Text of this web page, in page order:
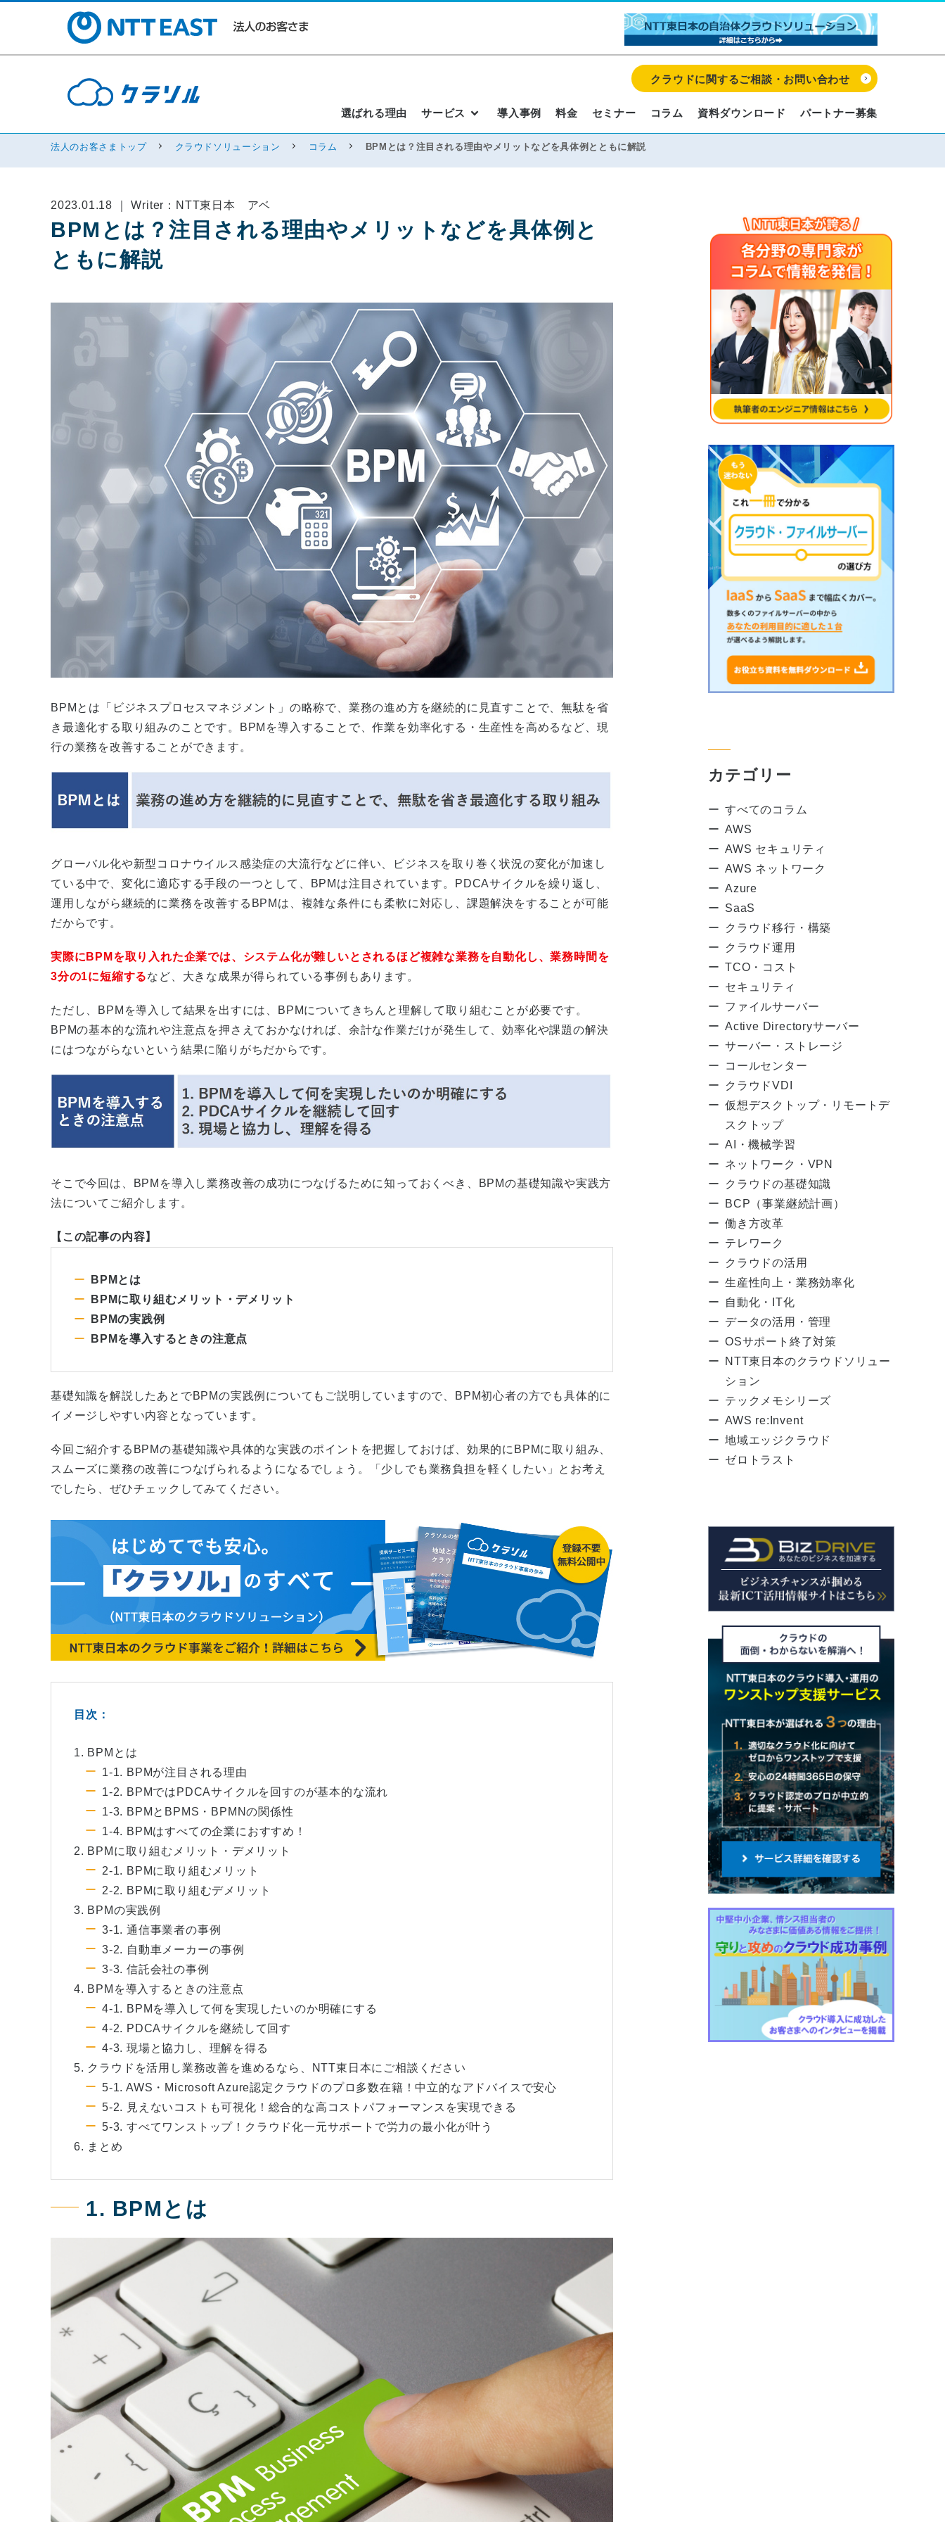
選ばれる理由 サービス 導入事例 料金 セミナー コラム 資料ダウンロード パートナー募集
クラウドに関するご相談・お問い合わせ
法人のお客さまトップ クラウドソリューション コラム BPMとは？注目される理由やメリットなどを具体例とともに解説
2023.01.18 ｜ Writer：NTT東日本 アベ
BPMとは？注目される理由やメリットなどを具体例と
ともに解説
BPMとは「ビジネスプロセスマネジメント」の略称で、業務の進め方を継続的に見直すことで、無駄を省
き最適化する取り組みのことです。BPMを導入することで、作業を効率化する・生産性を高めるなど、現
行の業務を改善することができます。
グローバル化や新型コロナウイルス感染症の大流行などに伴い、ビジネスを取り巻く状況の変化が加速し
ている中で、変化に適応する手段の一つとして、BPMは注目されています。PDCAサイクルを繰り返し、
運用しながら継続的に業務を改善するBPMは、複雑な条件にも柔軟に対応し、課題解決をすることが可能
だからです。
実際にBPMを取り入れた企業では、システム化が難しいとされるほど複雑な業務を自動化し、業務時間を
3分の1に短縮するなど、大きな成果が得られている事例もあります。
ただし、BPMを導入して結果を出すには、BPMについてきちんと理解して取り組むことが必要です。
BPMの基本的な流れや注意点を押さえておかなければ、余計な作業だけが発生して、効率化や課題の解決
にはつながらないという結果に陥りがちだからです。
そこで今回は、BPMを導入し業務改善の成功につなげるために知っておくべき、BPMの基礎知識や実践方
法についてご紹介します。
【この記事の内容】
BPMとは
BPMに取り組むメリット・デメリット
BPMの実践例
BPMを導入するときの注意点
基礎知識を解説したあとでBPMの実践例についてもご説明していますので、BPM初心者の方でも具体的に
イメージしやすい内容となっています。
今回ご紹介するBPMの基礎知識や具体的な実践のポイントを把握しておけば、効果的にBPMに取り組み、
スムーズに業務の改善につなげられるようになるでしょう。「少しでも業務負担を軽くしたい」とお考え
でしたら、ぜひチェックしてみてください。
目次：
1. BPMとは
1-1. BPMが注目される理由
1-2. BPMではPDCAサイクルを回すのが基本的な流れ
1-3. BPMとBPMS・BPMNの関係性
1-4. BPMはすべての企業におすすめ！
2. BPMに取り組むメリット・デメリット
2-1. BPMに取り組むメリット
2-2. BPMに取り組むデメリット
3. BPMの実践例
3-1. 通信事業者の事例
3-2. 自動車メーカーの事例
3-3. 信託会社の事例
4. BPMを導入するときの注意点
4-1. BPMを導入して何を実現したいのか明確にする
4-2. PDCAサイクルを継続して回す
4-3. 現場と協力し、理解を得る
5. クラウドを活用し業務改善を進めるなら、NTT東日本にご相談ください
5-1. AWS・Microsoft Azure認定クラウドのプロ多数在籍！中立的なアドバイスで安心
5-2. 見えないコストも可視化！総合的な高コストパフォーマンスを実現できる
5-3. すべてワンストップ！クラウド化一元サポートで労力の最小化が叶う
6. まとめ
1. BPMとは
カテゴリー
すべてのコラム
AWS
AWS セキュリティ
AWS ネットワーク
Azure
SaaS
クラウド移行・構築
クラウド運用
TCO・コスト
セキュリティ
ファイルサーバー
Active Directoryサーバー
サーバー・ストレージ
コールセンター
クラウドVDI
仮想デスクトップ・リモートデ
スクトップ
AI・機械学習
ネットワーク・VPN
クラウドの基礎知識
BCP（事業継続計画）
働き方改革
テレワーク
クラウドの活用
生産性向上・業務効率化
自動化・IT化
データの活用・管理
OSサポート終了対策
NTT東日本のクラウドソリュー
ション
テックメモシリーズ
AWS re:Invent
地域エッジクラウド
ゼロトラスト